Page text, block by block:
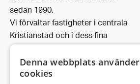
sedan 1990.
Vi förvaltar fastigheter i centrala
Kristianstad och i dess fina
omgivning.
Denna webbplats använder
cookies